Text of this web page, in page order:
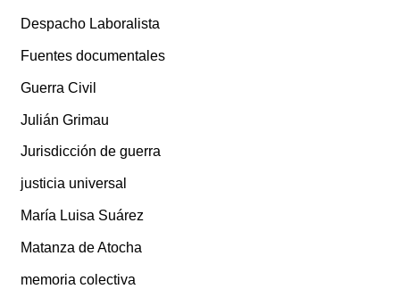
Despacho Laboralista
Fuentes documentales
Guerra Civil
Julián Grimau
Jurisdicción de guerra
justicia universal
María Luisa Suárez
Matanza de Atocha
memoria colectiva